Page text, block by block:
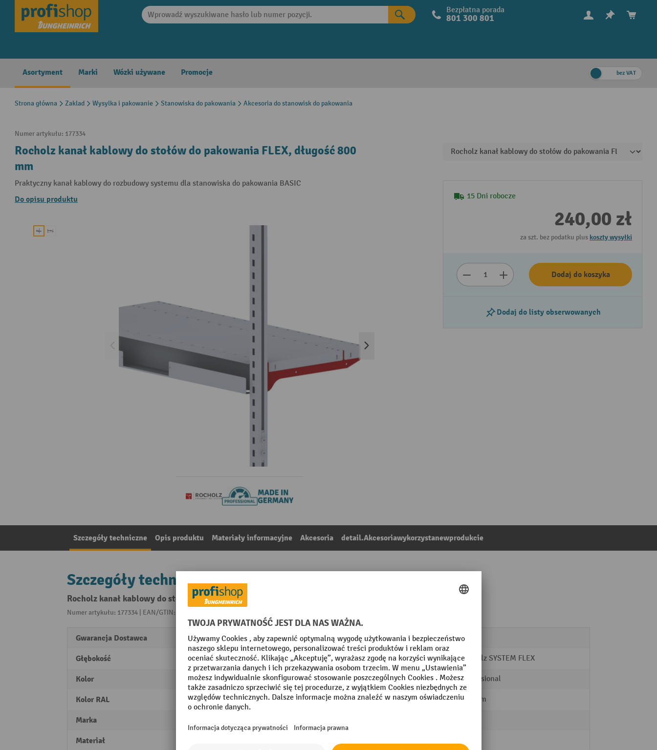
Skip to main navigation Bezpłatna porada
801 300 801
Asortyment Marki Wózki używane Promocje bez VAT
Strona główna Zaklad Wysylka i pakowanie Stanowiska do pakowania Akcesoria do stanowisk do pakowania
Numer artykułu: 177334
Rocholz kanał kablowy do stołów do pakowania FLEX, długość 800
mm
Praktyczny kanał kablowy do rozbudowy systemu dla stanowiska do pakowania BASIC
Do opisu produktu 15 Dni robocze
240,00 zł
za szt. bez podatku plus koszty wysyłki
Dodaj do koszyka
Dodaj do listy obserwowanych
Szczegóły techniczne Opis produktu Materiały informacyjne Akcesoria detail.Akcesoriawykorzystanewprodukcie
Szczegóły techniczne
Rocholz kanał kablowy do stołów do pakowania FLEX, długość 800 mm
Numer artykułu: 177334 | EAN/GTIN: 4030177058838
Gwarancja Dostawca 1
Głębokość 67 mm
Kolor biały aluminiowy
Kolor RAL RAL 9006 biały aluminiowy
Marka
Materiał
Możliwość najechania nie
Odpowiednie do Rocholz SYSTEM FLEX
Segment Professional
Szerokość 730 mm